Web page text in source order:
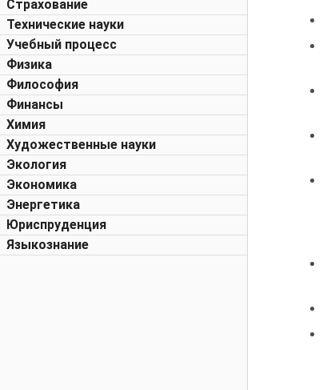
Страхование
Технические науки
Учебный процесс
Физика
Философия
Финансы
Химия
Художественные науки
Экология
Экономика
Энергетика
Юриспруденция
Языкознание